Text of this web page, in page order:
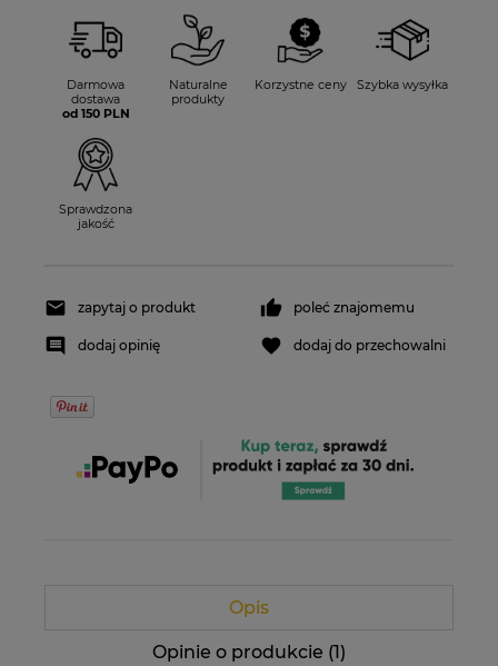
Darmowa
dostawa
od 150 PLN
Naturalne
produkty
Korzystne ceny Szybka wysyłka
Sprawdzona
jakość
zapytaj o produkt poleć znajomemu
dodaj opinię dodaj do przechowalni
Opis
Opinie o produkcie (1)